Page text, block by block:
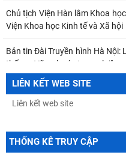
Chủ tịch Viện Hàn lâm Khoa
Viện Khoa học Kinh tế và Xã hội
Bản tin Đài Truyền hình Hà Nội:
thống - Vững bước tương lai"
Thông báo Kết luận của đồng
tại Phiên họp Ban Chỉ đạo Trung
TỪ QUAN NIỆM CỦA
LIÊN KẾT WEB SITE
THỐNG KÊ TRUY CẬP